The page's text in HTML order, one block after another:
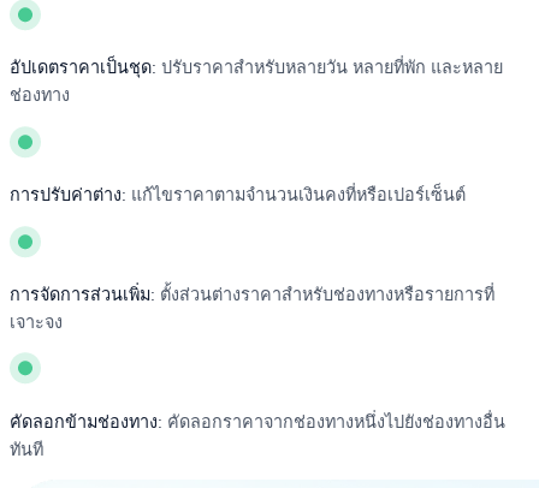
อัปเดตราคาเป็นชุด: ปรับราคาสำหรับหลายวัน หลายที่พัก และหลาย
ช่องทาง
การปรับค่าต่าง: แก้ไขราคาตามจำนวนเงินคงที่หรือเปอร์เซ็นต์
การจัดการส่วนเพิ่ม: ตั้งส่วนต่างราคาสำหรับช่องทางหรือรายการที่
เจาะจง
คัดลอกข้ามช่องทาง: คัดลอกราคาจากช่องทางหนึ่งไปยังช่องทางอื่น
ทันที